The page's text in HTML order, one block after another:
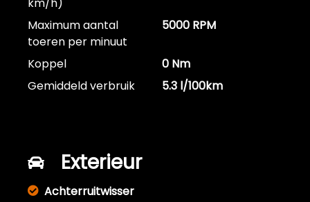
Maximum aantal
toeren per minuut
5000 RPM
Koppel
0 Nm
Gemiddeld verbruik
5.3 l/100km
Exterieur
Achterruitwisser